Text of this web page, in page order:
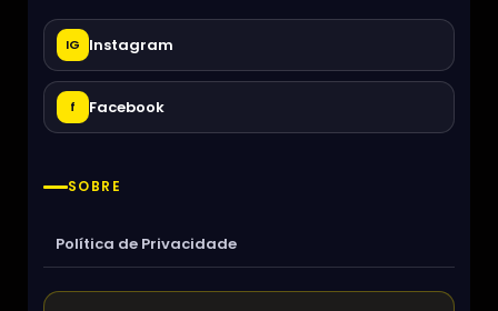
IG Instagram
f Facebook
SOBRE
Política de Privacidade